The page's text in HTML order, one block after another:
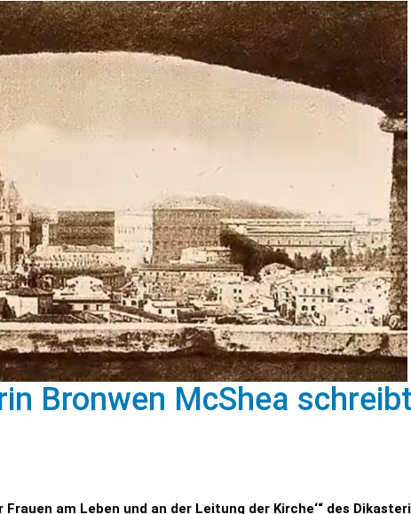
Bronwen McShea
am Leben und an der Leitung der Kirche‘“ des